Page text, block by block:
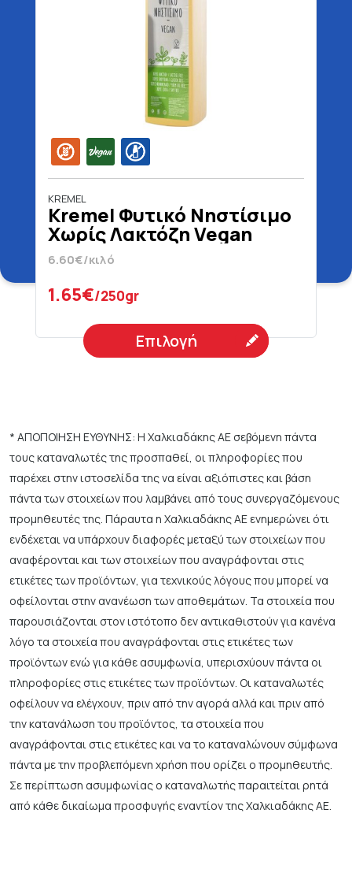
KREMEL
Kremel Φυτικό Νηστίσιμο
Χωρίς Λακτόζη Vegan
Χωρίς Γλουτένη Φρατζόλα
6.60€/κιλό
1.65€/250gr
Επιλογή
* ΑΠΟΠΟΙΗΣΗ ΕΥΘΥΝΗΣ: Η Χαλκιαδάκης ΑΕ σεβόμενη πάντα
τους καταναλωτές της προσπαθεί, οι πληροφορίες που
παρέχει στην ιστοσελίδα της να είναι αξιόπιστες και βάση
πάντα των στοιχείων που λαμβάνει από τους συνεργαζόμενους
προμηθευτές της. Πάραυτα η Χαλκιαδάκης ΑΕ ενημερώνει ότι
ενδέχεται να υπάρχουν διαφορές μεταξύ των στοιχείων που
αναφέρονται και των στοιχείων που αναγράφονται στις
ετικέτες των προϊόντων, για τεχνικούς λόγους που μπορεί να
οφείλονται στην ανανέωση των αποθεμάτων. Τα στοιχεία που
παρουσιάζονται στον ιστότοπο δεν αντικαθιστούν για κανένα
λόγο τα στοιχεία που αναγράφονται στις ετικέτες των
προϊόντων ενώ για κάθε ασυμφωνία, υπερισχύουν πάντα οι
πληροφορίες στις ετικέτες των προϊόντων. Οι καταναλωτές
οφείλουν να ελέγχουν, πριν από την αγορά αλλά και πριν από
την κατανάλωση του προϊόντος, τα στοιχεία που
αναγράφονται στις ετικέτες και να το καταναλώνουν σύμφωνα
πάντα με την προβλεπόμενη χρήση που ορίζει ο προμηθευτής.
Σε περίπτωση ασυμφωνίας ο καταναλωτής παραιτείται ρητά
από κάθε δικαίωμα προσφυγής εναντίον της Χαλκιαδάκης ΑΕ.